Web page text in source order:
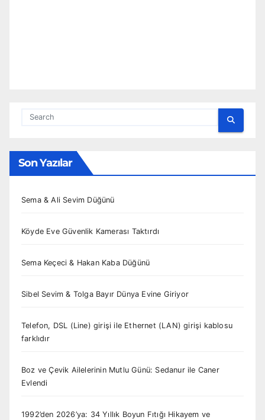
Son Yazılar
Sema & Ali Sevim Düğünü
Köyde Eve Güvenlik Kamerası Taktırdı
Sema Keçeci & Hakan Kaba Düğünü
Sibel Sevim & Tolga Bayır Dünya Evine Giriyor
Telefon, DSL (Line) girişi ile Ethernet (LAN) girişi kablosu
farklıdır
Boz ve Çevik Ailelerinin Mutlu Günü: Sedanur ile Caner
Evlendi
1992’den 2026’ya: 34 Yıllık Boyun Fıtığı Hikayem ve